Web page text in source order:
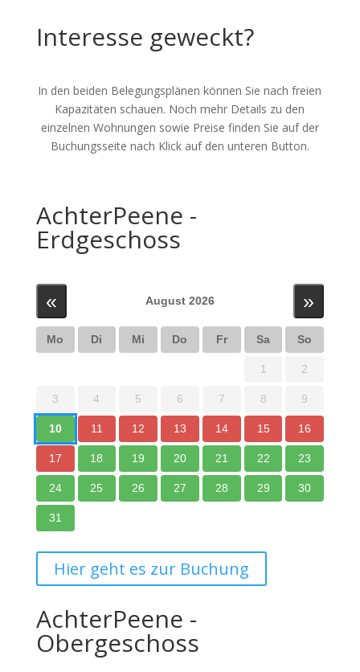
Interesse geweckt?
In den beiden Belegungsplänen können Sie nach freien
Kapazitäten schauen. Noch mehr Details zu den
einzelnen Wohnungen sowie Preise finden Sie auf der
Buchungsseite nach Klick auf den unteren Button.
AchterPeene -
Erdgeschoss
« August 2026 »
Mo Di Mi Do Fr Sa So
1 2
3 4 5 6 7 8 9
10 11 12 13 14 15 16
17 18 19 20 21 22 23
24 25 26 27 28 29 30
31
Hier geht es zur Buchung
AchterPeene -
Obergeschoss